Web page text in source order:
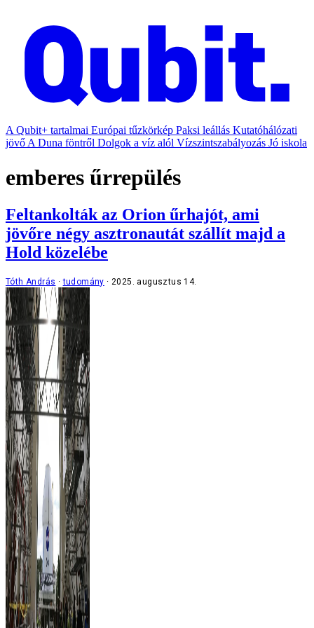
A Qubit+ tartalmai Európai tűzkörkép Paksi leállás Kutatóhálózati
jövő A Duna föntről Dolgok a víz alól Vízszintszabályozás Jó iskola
emberes űrrepülés
Feltankolták az Orion űrhajót, ami
jövőre négy asztronautát szállít majd a
Hold közelébe
Tóth András tudomány 2025. augusztus 14.